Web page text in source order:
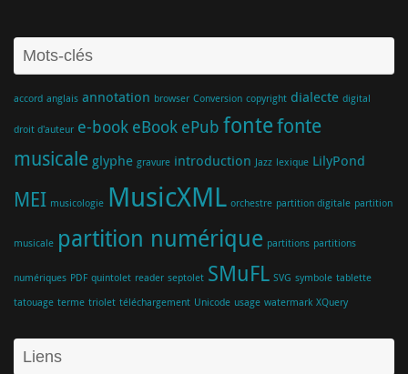
Mots-clés
accord anglais annotation browser Conversion copyright dialecte digital
droit d'auteur e-book eBook ePub fontefonte
musicale glyphe gravure introduction Jazz lexique LilyPond
MEI musicologie MusicXML orchestre partition digitale partition
musicale partition numérique partitions partitions
numériques PDF quintolet reader septolet SMuFL SVG symbole tablette
tatouage terme triolet téléchargement Unicode usage watermark XQuery
Liens